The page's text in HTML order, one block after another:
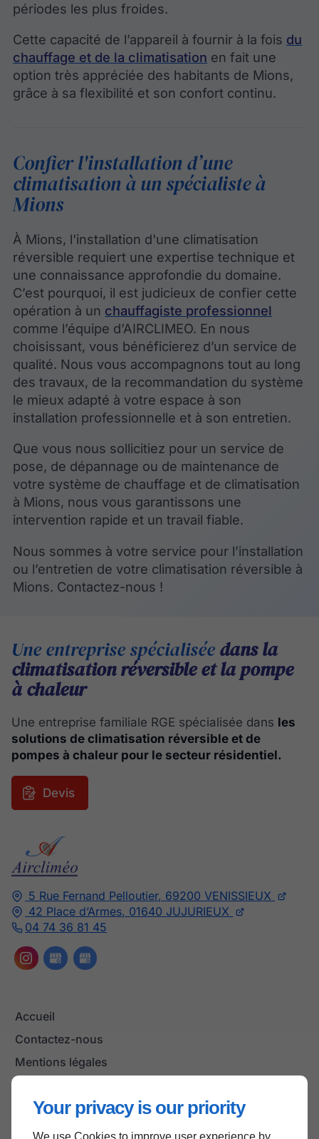
Your privacy is our priority
We use Cookies to improve user experience by
périodes les plus froides.
Cette capacité de l’appareil à fournir à la fois du
chauffage et de la climatisation en fait une
option très appréciée des habitants de Mions,
grâce à sa flexibilité et son confort continu.
Confier l'installation d’une
climatisation à un spécialiste à
Mions
À Mions, l'installation d'une climatisation
réversible requiert une expertise technique et
une connaissance approfondie du domaine.
C’est pourquoi, il est judicieux de confier cette
opération à un chauffagiste professionnel
comme l’équipe d’AIRCLIMEO. En nous
choisissant, vous bénéficierez d’un service de
qualité. Nous vous accompagnons tout au long
des travaux, de la recommandation du système
le mieux adapté à votre espace à son
installation professionnelle et à son entretien.
Que vous nous sollicitiez pour un service de
pose, de dépannage ou de maintenance de
votre système de chauffage et de climatisation
à Mions, nous vous garantissons une
intervention rapide et un travail fiable.
Nous sommes à votre service pour l’installation
ou l’entretien de votre climatisation réversible à
Mions. Contactez-nous !
5 Rue Fernand Pelloutier, 69200 VENISSIEUX
42 Place d’Armes, 01640 JUJURIEUX
04 74 36 81 45
Accueil
Contactez-nous
Mentions légales
Une entreprise spécialiséedans la
climatisation réversible et la pompe
à chaleur
Une entreprise familiale RGE spécialisée dans les
solutions de climatisation réversible et de
pompes à chaleur pour le secteur résidentiel.
Devis